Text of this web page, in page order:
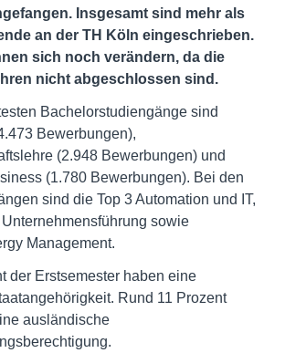
Insgesamt sind mehr als
an der TH Köln eingeschrieben.
sich noch verändern, da die
nicht abgeschlossen sind.
Bachelorstudiengänge sind
Bewerbungen),
(2.948 Bewerbungen) und
(1.780 Bewerbungen). Bei den
sind die Top 3 Automation und IT,
sowie
Management.
der Erstsemester haben eine
Rund 11 Prozent
ausländische